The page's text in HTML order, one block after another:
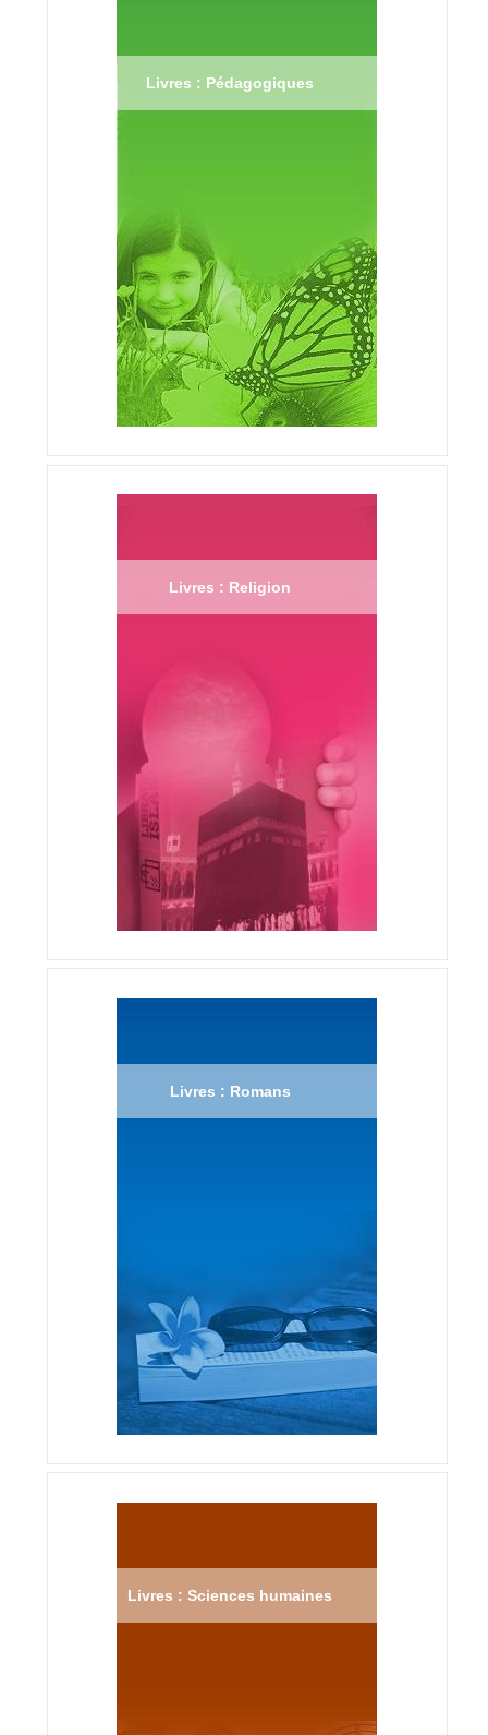
Livres : Pédagogiques
Livres : Religion
Livres : Romans
Livres : Sciences humaines